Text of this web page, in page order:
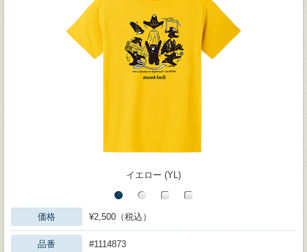
イエロー (YL)
価格 ¥2,500（税込）
品番 #1114873